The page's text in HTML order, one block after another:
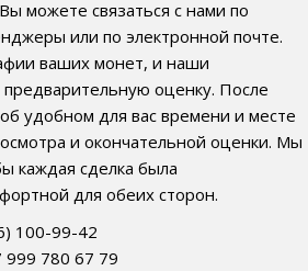
можете связаться с нами по
или по электронной почте.
ваших монет, и наши
оценку. После
удобном для вас времени и месте
и окончательной оценки. Мы
каждая сделка была
для обеих сторон.
100-99-42
999 780 67 79